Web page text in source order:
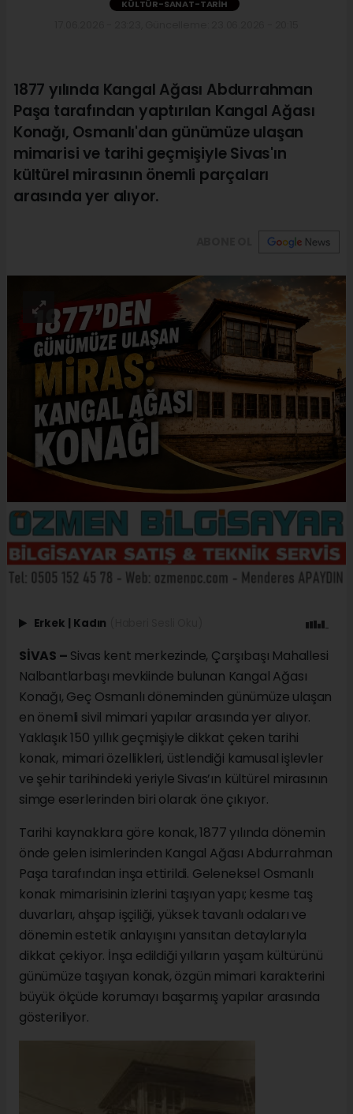
KÜLTÜR-SANAT-TARIH
1877 yılında Kangal Ağası Abdurrahman
Paşa tarafından yaptırılan Kangal Ağası
Konağı, Osmanlı'dan günümüze ulaşan
mimarisi ve tarihi geçmişiyle Sivas'ın
kültürel mirasının önemli parçaları
arasında yer alıyor.
Erkek Kadın
SİVAS – Sivas kent merkezinde, Çarşıbaşı Mahallesi
Nalbantlarbaşı mevkiinde bulunan Kangal Ağası
Konağı, Geç Osmanlı döneminden günümüze ulaşan
en önemli sivil mimari yapılar arasında yer alıyor.
Yaklaşık 150 yıllık geçmişiyle dikkat çeken tarihi
konak, mimari özellikleri, üstlendiği kamusal işlevler
ve şehir tarihindeki yeriyle Sivas’ın kültürel mirasının
simge eserlerinden biri olarak öne çıkıyor.
Tarihi kaynaklara göre konak, 1877 yılında dönemin
önde gelen isimlerinden Kangal Ağası Abdurrahman
Paşa tarafından inşa ettirildi. Geleneksel Osmanlı
konak mimarisinin izlerini taşıyan yapı; kesme taş
duvarları, ahşap işçiliği, yüksek tavanlı odaları ve
dönemin estetik anlayışını yansıtan detaylarıyla
dikkat çekiyor. İnşa edildiği yılların yaşam kültürünü
günümüze taşıyan konak, özgün mimari karakterini
büyük ölçüde korumayı başarmış yapılar arasında
gösteriliyor.